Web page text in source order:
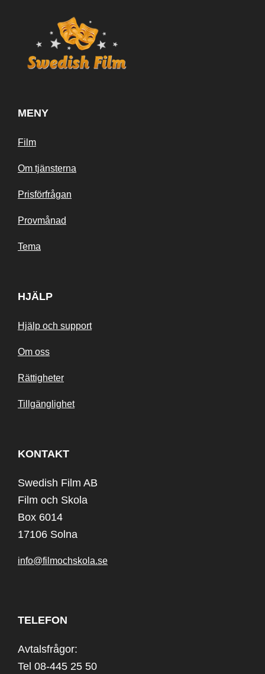
MENY
Film
Om tjänsterna
Prisförfrågan
Provmånad
Tema
HJÄLP
Hjälp och support
Om oss
Rättigheter
Tillgänglighet
KONTAKT
Swedish Film AB
Film och Skola
Box 6014
17106 Solna
info@filmochskola.se
TELEFON
Avtalsfrågor:
Tel 08-445 25 50